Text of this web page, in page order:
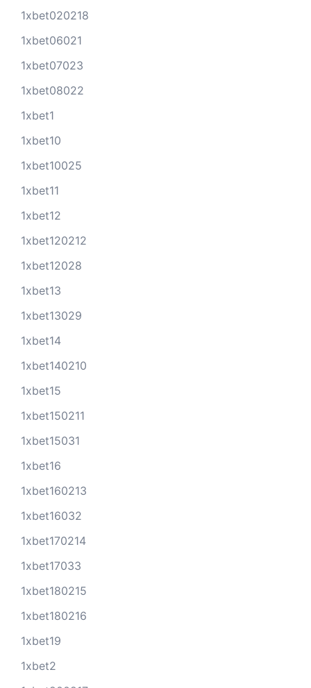
1xbet020218
1xbet06021
1xbet07023
1xbet08022
1xbet1
1xbet10
1xbet10025
1xbet11
1xbet12
1xbet120212
1xbet12028
1xbet13
1xbet13029
1xbet14
1xbet140210
1xbet15
1xbet150211
1xbet15031
1xbet16
1xbet160213
1xbet16032
1xbet170214
1xbet17033
1xbet180215
1xbet180216
1xbet19
1xbet2